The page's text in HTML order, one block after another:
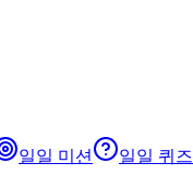
일일 미션 일일 퀴즈